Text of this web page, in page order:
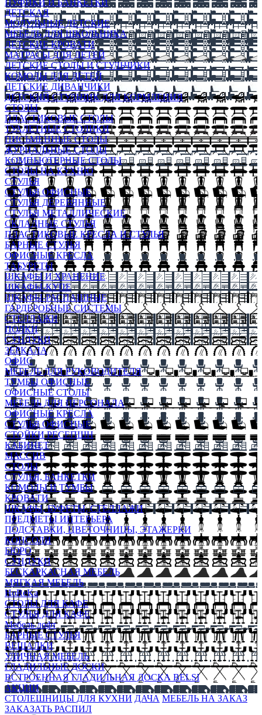
ПУФИКИ И БАНКЕТКИ
ДЕТСКАЯ
МОДУЛЬНЫЕ ДЕТСКИЕ
МЕБЕЛЬ ДЛЯ ШКОЛЬНИКА
ДЕТСКИЕ КРОВАТИ
МАТРАСЫ ДЛЯ ДЕТЕЙ
ДЕТСКИЕ СТОЛЫ И СТУЛЬЧИКИ
КОМОДЫ ДЛЯ ДЕТЕЙ
ДЕТСКИЕ ДИВАНЧИКИ
ДЕТСКИЙ СТУЛЬЧИК ДЛЯ КОРМЛЕНИЯ
СТОЛЫ
ПЛАСТИКОВЫЕ СТОЛЫ
ТУАЛЕТНЫЕ СТОЛИКИ
ПИСЬМЕННЫЕ СТОЛЫ
ЖУРНАЛЬНЫЕ СТОЛЫ
КОМПЬЮТЕРНЫЕ СТОЛЫ
СТОЛЫ НА КУХНЮ
СТУЛЬЯ
СТУЛЬЯ ОФИСНЫЕ
СТУЛЬЯ ДЕРЕВЯННЫЕ
СТУЛЬЯ МЕТАЛЛИЧЕСКИЕ
СКЛАДНЫЕ СТУЛЬЯ
ПЛАСТИКОВЫЕ КРЕСЛА И СТУЛЬЯ
БАРНЫЕ СТУЛЬЯ
ОФИСНЫЕ КРЕСЛА
ТАБУРЕТЫ
ШКАФЫ И ХРАНЕНИЕ
ШКАФЫ-КУПЕ
ШКАФЫ-РАСПАШНЫЕ
ГАРДЕРОБНЫЕ СИСТЕМЫ
СТЕЛЛАЖИ
ПОЛКИ
СУНДУКИ
ЗЕРКАЛА
ОФИС
МЕБЕЛЬ ДЛЯ РУКОВОДИТЕЛЯ
ТУМБЫ ОФИСНЫЕ
ОФИСНЫЕ СТОЛЫ
МЕБЕЛЬ ДЛЯ ПЕРСОНАЛА
ОФИСНЫЕ КРЕСЛА
СТУЛЬЯ ОФИСНЫЕ
СТОЙКИ РЕСЕПШН
КАБИНЕТ
МАССИВ
СТОЛЫ
СТУЛЬЯ, БАНКЕТКИ
КОМОДЫ И ТУМБЫ
КРОВАТИ
ШКАФЫ, БУФЕТЫ, СТЕЛЛАЖИ
ПРЕДМЕТЫ ИНТЕРЬЕРА
ПОДСТАВКИ, ЦВЕТОЧНИЦЫ, ЭТАЖЕРКИ
КОНСОЛИ
БЮРО
СУНДУКИ
БЕСКАРКАСНАЯ МЕБЕЛЬ
МЯГКАЯ МЕБЕЛЬ
HoReKa
СТОЛЫ ДЛЯ КАФЕ
СТУЛЬЯ ДЛЯ КАФЕ
Мебель лофт
БАРНЫЕ СТУЛЬЯ
ВЕШАЛКИ
УЛИЧНАЯ МЕБЕЛЬ
ГЛАДИЛЬНЫЕ ДОСКИ
ВСТРОЕННАЯ ГЛАДИЛЬНАЯ ДОСКА BELSI
АКЦИИ
СТОЛЕШНИЦЫ ДЛЯ КУХНИ ДАЧА МЕБЕЛЬ НА ЗАКАЗ
ЗАКАЗАТЬ РАСПИЛ